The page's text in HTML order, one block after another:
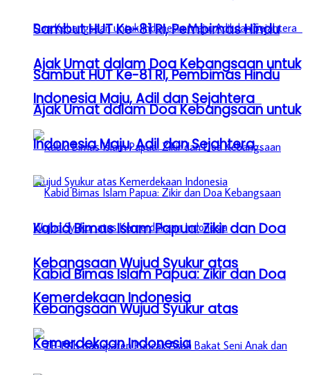
Sambut HUT Ke-81 RI, Pembimas Hindu
Ajak Umat dalam Doa Kebangsaan untuk
Indonesia Maju, Adil dan Sejahtera
Kabid Bimas Islam Papua: Zikir dan Doa
Kebangsaan Wujud Syukur atas
Kemerdekaan Indonesia
Sambut HUT Ke-81 RI, Pembimas Hindu
Ajak Umat dalam Doa Kebangsaan untuk
Indonesia Maju, Adil dan Sejahtera
Kabid Bimas Islam Papua: Zikir dan Doa
Kebangsaan Wujud Syukur atas
Kemerdekaan Indonesia